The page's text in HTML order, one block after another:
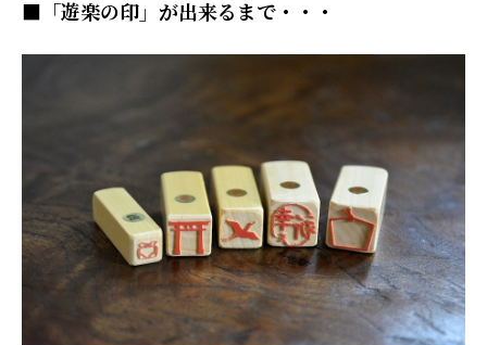
■「遊楽の印」が出来るまで・・・